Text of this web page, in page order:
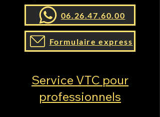
06.26.47.60.00
Formulaire express
Service VTC pour
professionnels